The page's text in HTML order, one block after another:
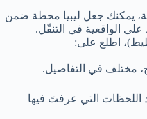
يمكنك جعل ليبيا محطة ضمن
الواقعية في التنقّل.
اطلع على:
مختلف في التفاصيل.
اللحظات التي عرفتَ فيها